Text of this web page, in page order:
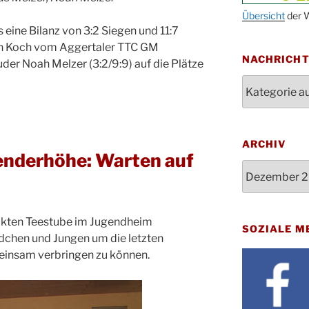
Bilanz von 3:2 Siegen und 11:7
Koch vom Aggertaler TTC GM
Noah Melzer (3:2/9:9) auf die Plätze
Warten auf
Teestube im Jugendheim
und Jungen um die letzten
verbringen zu können.
11.10.
29.10.
31.10.
12.11.
15.11.
21.11.
10-12
Übersichtder
ARCHIV
SOZIALE